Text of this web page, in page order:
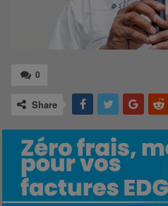
0
Share